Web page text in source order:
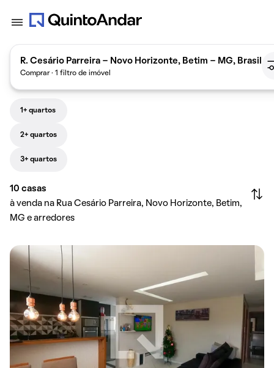
R. Cesário Parreira - Novo Horizonte, Betim - MG, Brasil
Comprar · 1 filtro de imóvel
1+ quartos
2+ quartos
3+ quartos
10 casas
à venda na Rua Cesário Parreira, Novo Horizonte, Betim,
MG e arredores